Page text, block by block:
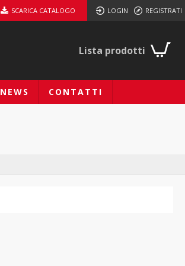
SCARICA CATALOGO LOGIN REGISTRATI
Lista prodotti
NEWS CONTATTI